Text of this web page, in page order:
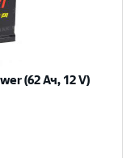
(62 Ач, 12 V)